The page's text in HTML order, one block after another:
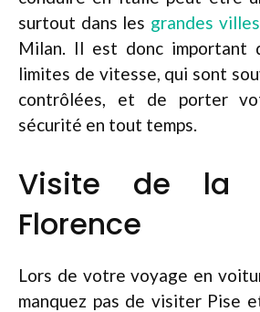
surtout dans les grandes
Milan. Il est donc important
limites de vitesse, qui sont
contrôlées, et de porter
sécurité en tout temps.
Visite de la
Florence
Lors de votre voyage en
manquez pas de visiter Pise